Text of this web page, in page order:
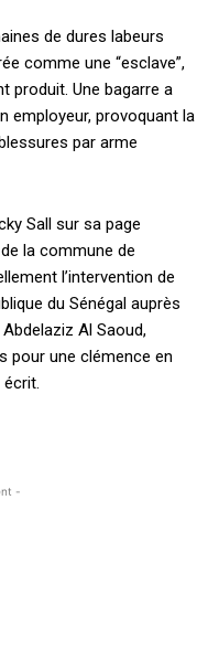
de dures labeurs
comme une “esclave”,
produit. Une bagarre a
employeur, provoquant la
par arme
Sall sur sa page
la commune de
l’intervention de
du Sénégal auprès
Al Saoud,
pour une clémence en
-